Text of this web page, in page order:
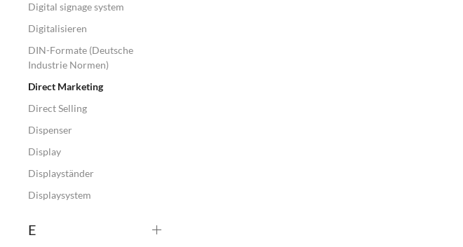
Digital signage system
Digitalisieren
DIN-Formate (Deutsche
Industrie Normen)
Direct Marketing
Direct Selling
Dispenser
Display
Displayständer
Displaysystem
E